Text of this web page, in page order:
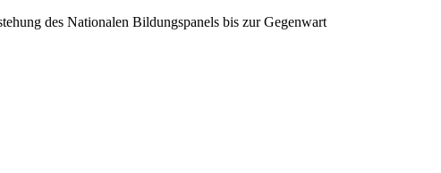
des Nationalen Bildungspanels bis zur Gegenwart